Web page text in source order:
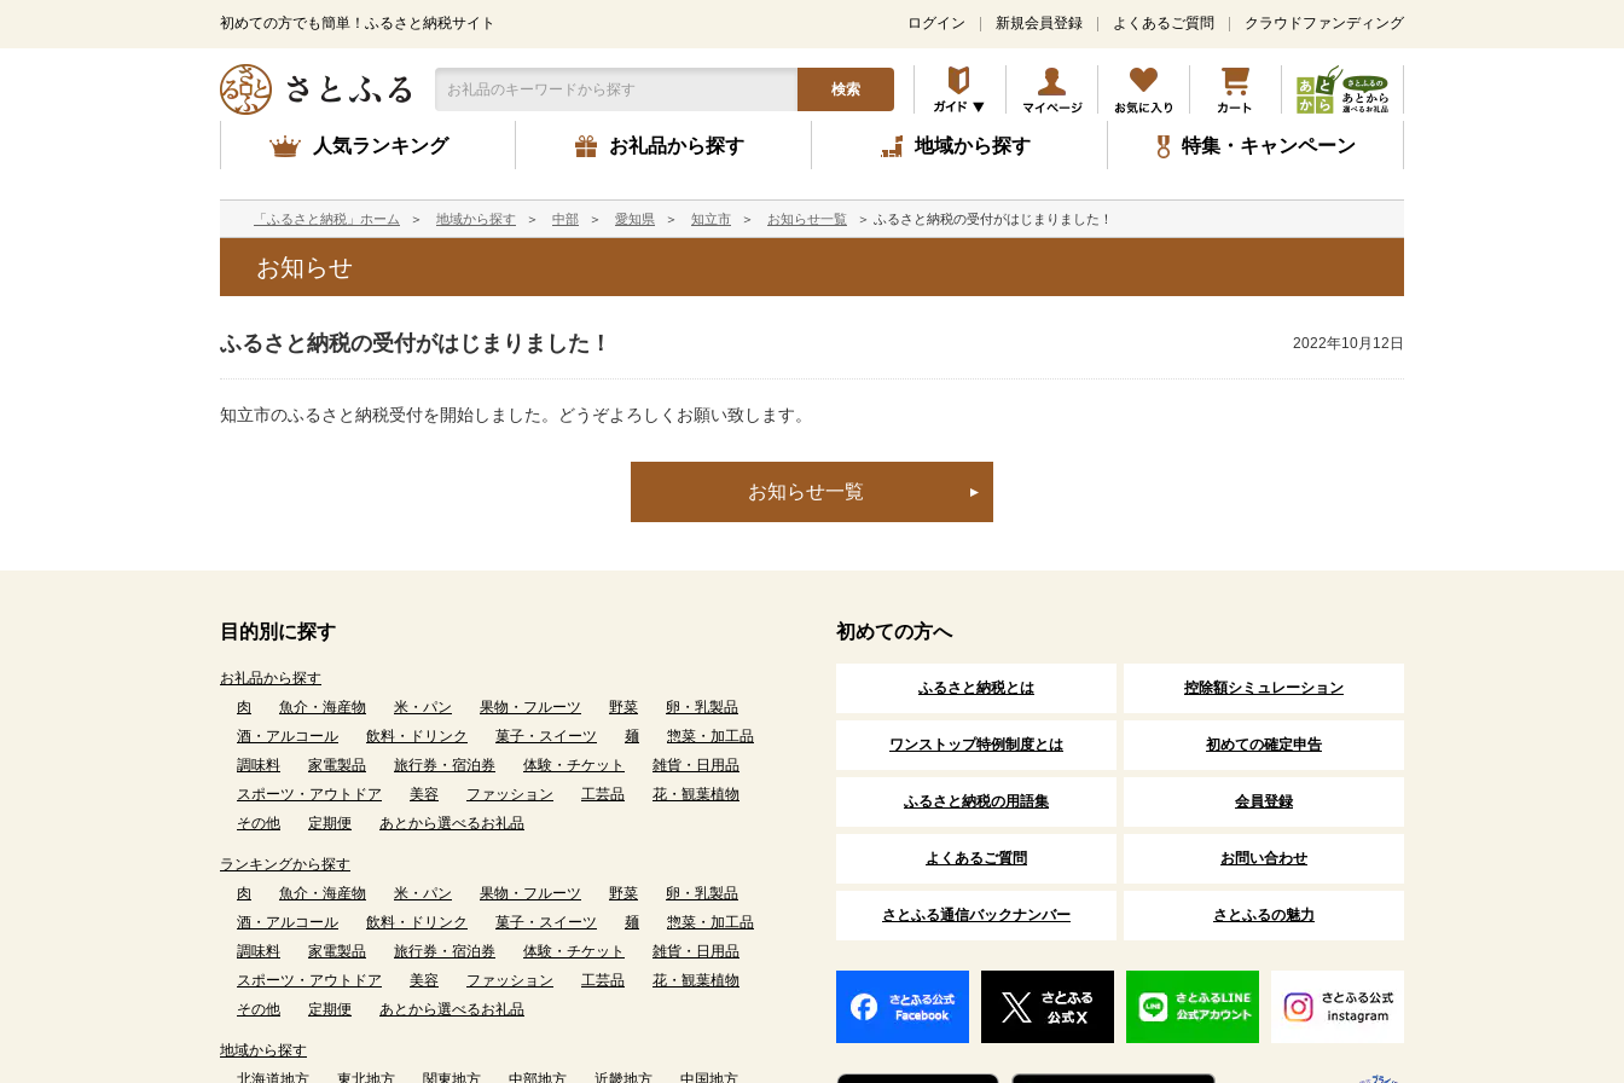
初めての方でも簡単！ふるさと納税サイト ログイン 新規会員登録 よくあるご質問 クラウドファンディング
検索
人気ランキング お礼品から探す 地域から探す 特集・キャンペーン
「ふるさと納税」ホーム ＞ 地域から探す ＞ 中部 ＞ 愛知県 ＞ 知立市 ＞ お知らせ一覧 ＞ ふるさと納税の受付がはじまりました！
お知らせ
ふるさと納税の受付がはじまりました！ 2022年10月12日
知立市のふるさと納税受付を開始しました。どうぞよろしくお願い致します。
目的別に探す
お礼品から探す
肉
魚介・海産物 米・パン 果物・フルーツ 野菜
卵・乳製品
酒・アルコール
飲料・ドリンク 菓子・スイーツ 麺
惣菜・加工品
調味料
家電製品 旅行券・宿泊券 体験・チケット
雑貨・日用品
スポーツ・アウトドア
美容 ファッション 工芸品
花・観葉植物
その他
定期便 あとから選べるお礼品
ランキングから探す
肉
魚介・海産物 米・パン 果物・フルーツ 野菜
卵・乳製品
酒・アルコール
飲料・ドリンク 菓子・スイーツ 麺
惣菜・加工品
調味料
家電製品 旅行券・宿泊券 体験・チケット
雑貨・日用品
スポーツ・アウトドア
美容 ファッション 工芸品
花・観葉植物
その他
定期便 あとから選べるお礼品
地域から探す
北海道地方
東北地方 関東地方 中部地方 近畿地方 中国地方
初めての方へ
ふるさと納税とは 控除額シミュレーション
ワンストップ特例制度とは 初めての確定申告
ふるさと納税の用語集 会員登録
よくあるご質問 お問い合わせ
さとふる通信バックナンバー さとふるの魅力